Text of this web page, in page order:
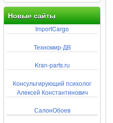
Новые сайты
ImportCargo
Техномир-ДВ
Kran-parts.ru
Консультирующий психолог
Алексей Константинович
СалонОбоев